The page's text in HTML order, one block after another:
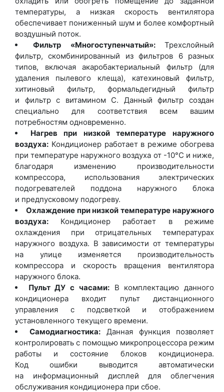
температуры, а низкая скорость вентилятора
обеспечивает пониженный шум и более комфортный
воздушный поток.
Фильтр
«Многоступенчатый»:
Трехслойный
фильтр, скомбинированный из фильтров 6 разных
типов, включая акаробактериальный фильтр
(для
удаления пылевого клеща), катехиновый фильтр,
хитиновый фильтр, формальдегидный фильтр
и фильтр с витамином С. Данный фильтр создан
специально для соответствия всем вашим
потребностям одновременно.
Нагрев при низкой температуре наружного
воздуха: Кондиционер работает в режиме обогрева
при температуре наружного воздуха от -10°С и ниже,
благодаря изменению производительности
компрессора, использования электрических
подогревателей поддона наружного блока
и предпусковому подогреву.
Охлаждение при низкой температуре наружного
воздуха:
Кондиционер работает в режиме
охлаждения при отрицательных температурах
наружного воздуха. В зависимости от температуры
на улице изменяется производительность
компрессора и скорость вращения вентилятора
наружного блока.
Пульт ДУ с часами: В комплектацию данного
кондиционера входит пульт дистанционного
управления с подсветкой и отображением
установленного текущего времени.
Самодиагностика:
Данная функция позволяет
контролировать с помощью микропроцессора режим
работы и состояние блоков кондиционера.
Код ошибки выводится автоматически
на информационный дисплей для облегчения
обслуживания кондиционера при сбое.